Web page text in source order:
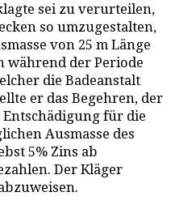
sei zu verurteilen,
so umzugestalten,
von 25 m Länge
während der Periode
die Badeanstalt
er das Begehren, der
für die
Ausmasse des
5% Zins ab
Der Kläger